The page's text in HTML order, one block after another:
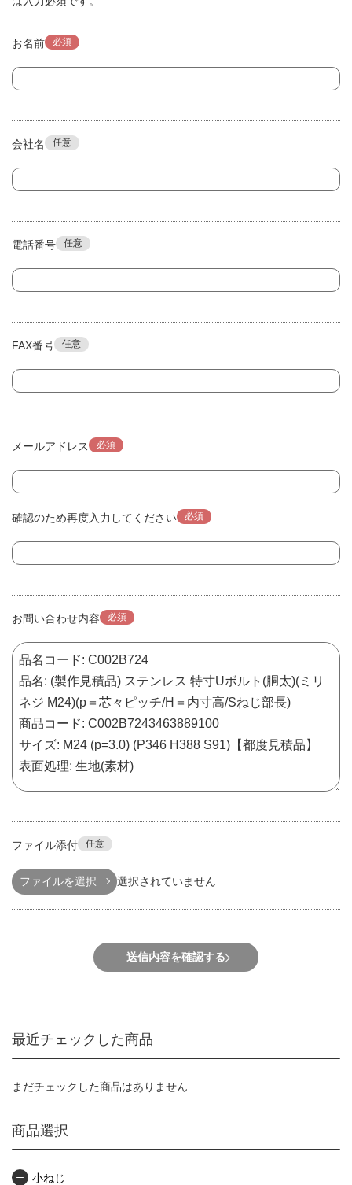
お名前 必須
会社名 任意
電話番号 任意
FAX番号 任意
メールアドレス 必須
確認のため再度入力してください 必須
お問い合わせ内容 必須
ファイル添付 任意
ファイルを選択 選択されていません
送信内容を確認する
最近チェックした商品
まだチェックした商品はありません
商品選択
小ねじ